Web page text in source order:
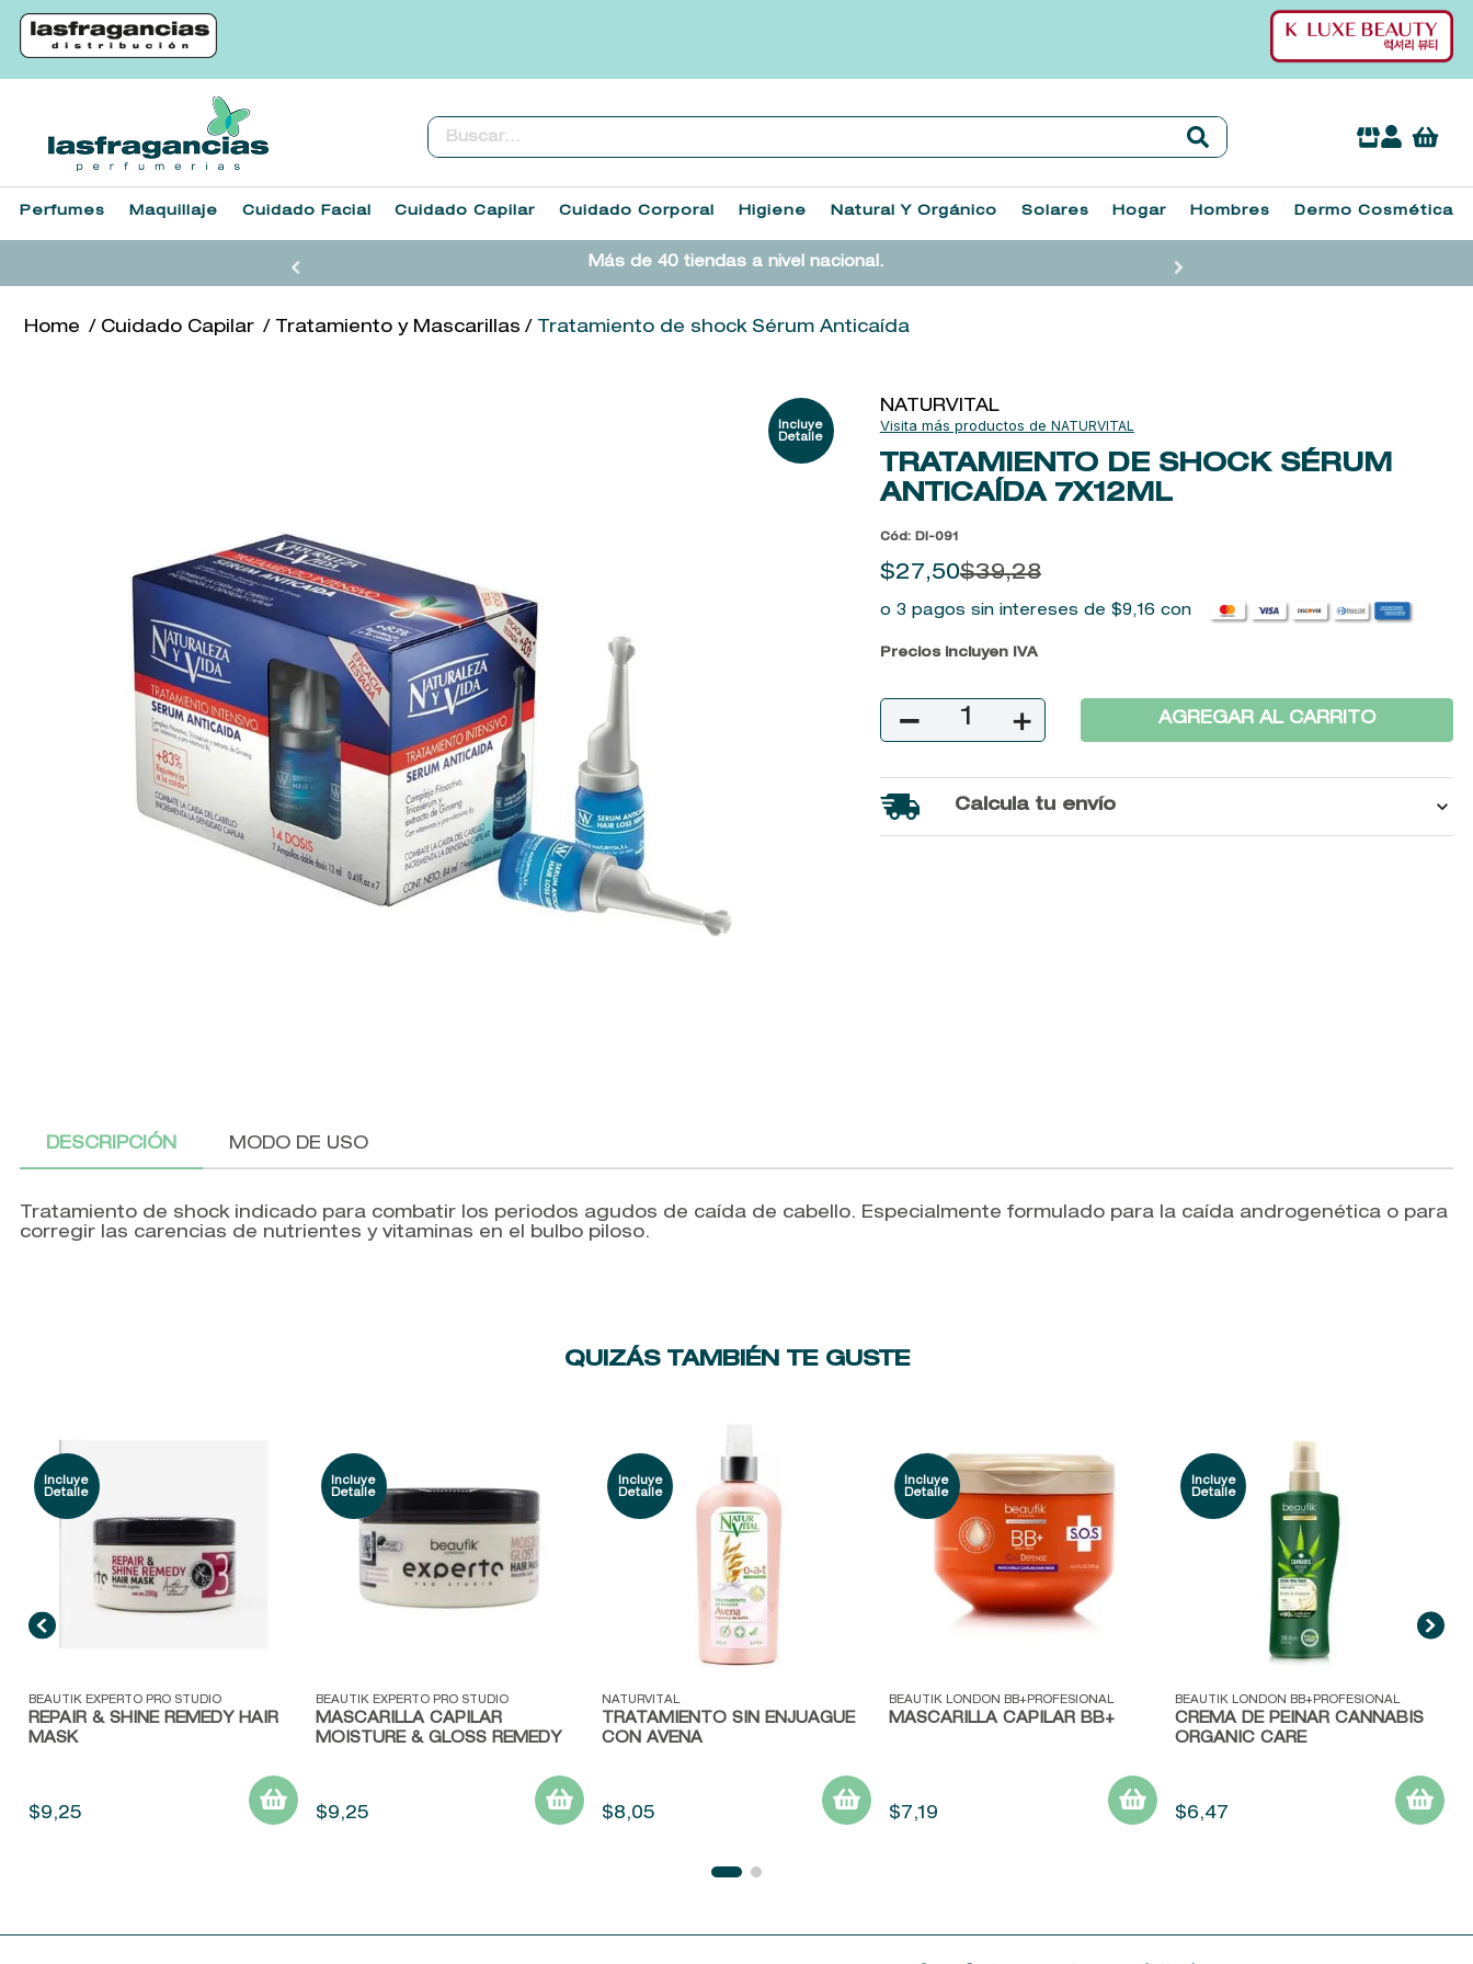
Buscar...
Perfumes Maquillaje Cuidado Facial Cuidado Capilar Cuidado Corporal Higiene Natural Y Orgánico Solares Hogar Hombres Dermo Cosmética
Más de 40 tiendas a nivel nacional.
Cuidado Capilar Tratamiento y Mascarillas Tratamiento de shock Sérum Anticaída
NATURVITAL
NATURVITAL
TRATAMIENTO DE SHOCK SÉRUM
ANTICAÍDA 7X12ML
Cód : DI-091
$27,50$39,28
o 3 pagos sin intereses de $9,16con
Precios incluyen IVA
＋
－ AGREGAR AL CARRITO
Calcula tu envío
DESCRIPCIÓN MODO DE USO
Tratamiento de shock indicado para combatir los periodos agudos de caída de cabello. Especialmente formulado para la caída androgenética o para
corregir las carencias de nutrientes y vitaminas en el bulbo piloso.
QUIZÁS TAMBIÉN TE GUSTE
Vista rápida
BEAUTIK EXPERTO PRO STUDIO
REPAIR & SHINE REMEDY HAIR
MASK
$9,25
Vista rápida
BEAUTIK EXPERTO PRO STUDIO
MASCARILLA CAPILAR
MOISTURE & GLOSS REMEDY
$9,25
Vista rápida
NATURVITAL
TRATAMIENTO SIN ENJUAGUE
CON AVENA
$8,05
Vista rápida
BEAUTIK LONDON BB+PROFESIONAL
MASCARILLA CAPILAR BB+
$ 7,19
Vista rápida
BEAUTIK LONDON BB+PROFESIONAL
CREMA DE PEINAR CANNABIS
ORGANIC CARE
$6,47
1.
heathcote
cleanance
3.
sol ipanema
4
giftset